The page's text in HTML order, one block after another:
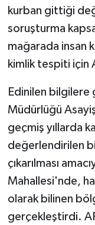
kurban gittiği
soruşturma
mağarada insan
kimlik tespiti için
Edinilen
Müdürlüğü
geçmiş yıllarda
değerlendirilen
çıkarılması
Mahallesi'nde,
olarak bilinen
gerçekleştirdi.